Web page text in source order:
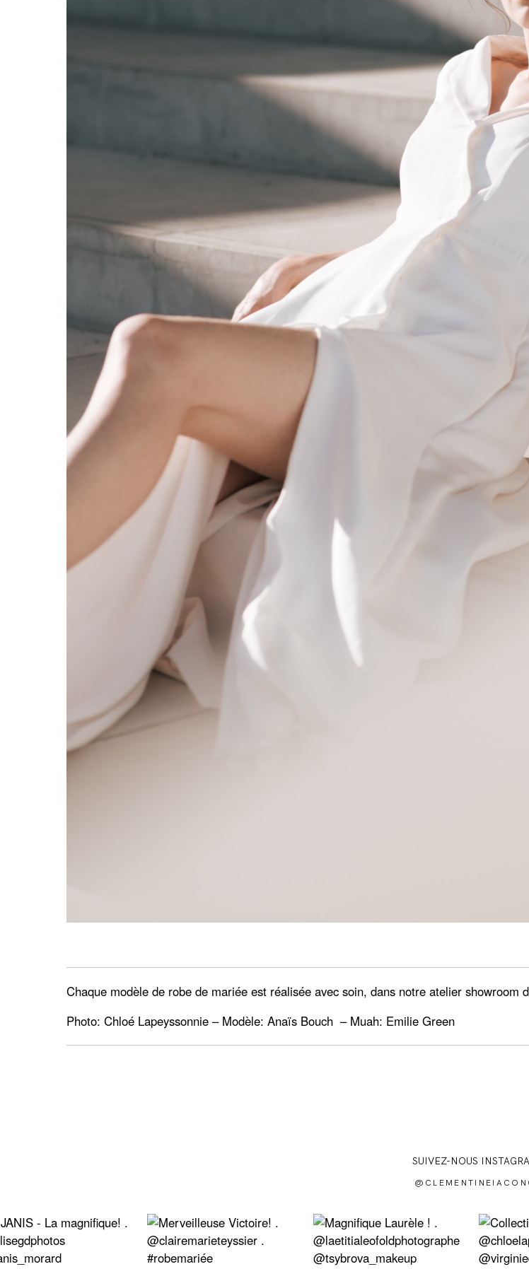
Chaque modèle de robe de mariée est réalisée avec soin, dans notre atelier showroom
Photo:Chloé Lapeyssonnie – Modèle:Anaïs Bouch – Muah: Emilie Green
SUIVEZ-NOUS